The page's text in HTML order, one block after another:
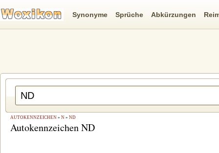
AUTOKENNZEICHEN » N » ND
Autokennzeichen ND
Synonyme Sprüche Abkürzungen